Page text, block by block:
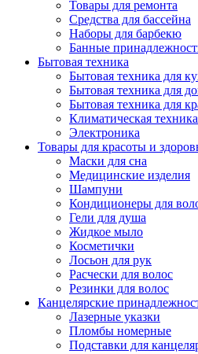
Товары для ремонта
Средства для бассейна
Наборы для барбекю
Банные
Бытовая техника
Бытовая техника для
Бытовая техника для
Бытовая техника для
Климатическая техника
Электроника
Товары для красоты и
Маски для сна
Медицинские изделия
Шампуни
Кондиционеры для
Гели для душа
Жидкое мыло
Косметички
Лосьон для рук
Расчески для волос
Резинки для волос
Канцелярские
Лазерные указки
Пломбы номерные
Подставки для